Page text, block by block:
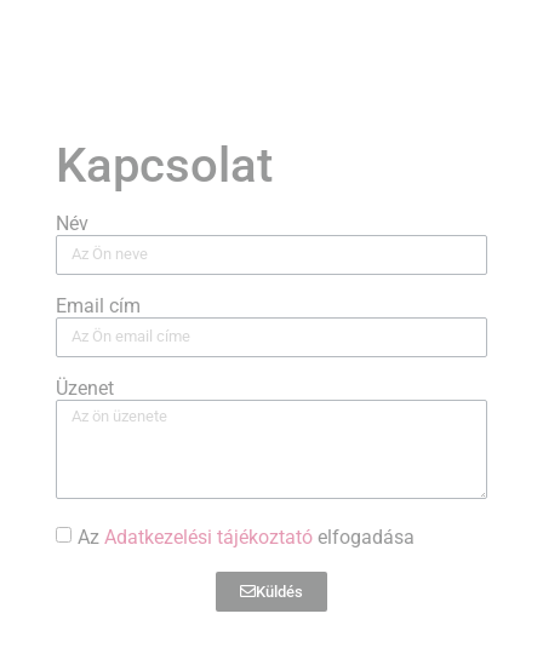
Kapcsolat
Név
Email cím
Üzenet
Az Adatkezelési tájékoztatóelfogadása
Küldés